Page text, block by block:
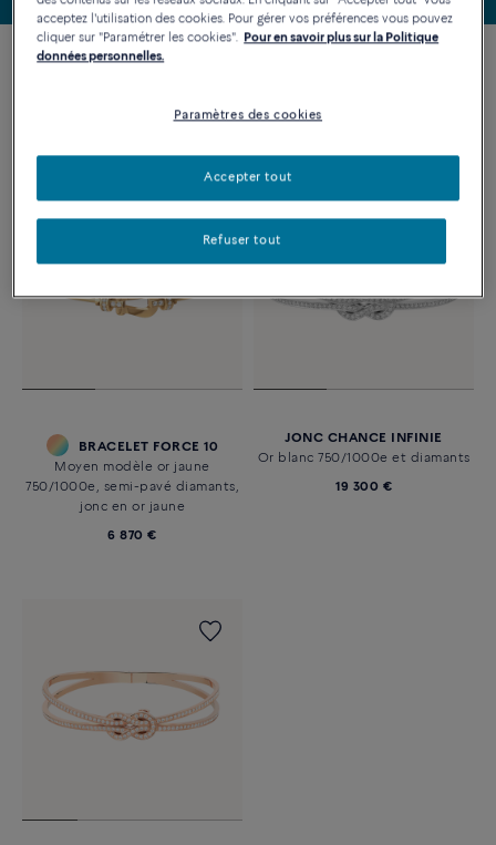
BRACELET FORCE 10
Moyen modèle or jaune
750/1000e, semi-pavé diamants,
jonc en or jaune
6 870 €
JONC CHANCE INFINIE
Or blanc 750/1000e et diamants
19 300 €
acceptez l'utilisation des cookies. Pour gérer vos préférences vous pouvez
cliquer sur "Paramétrer les cookies". Pour en savoir plus sur la Politique
données personnelles.
Paramètres des cookies
Refuser tout
Accepter tout